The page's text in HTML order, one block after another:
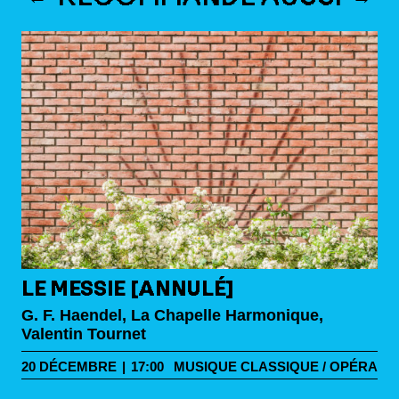
LE MESSIE [ANNULÉ]
G. F. Haendel, La Chapelle Harmonique,
Valentin Tournet
20 DÉCEMBRE | 17:00 MUSIQUE CLASSIQUE / OPÉRA